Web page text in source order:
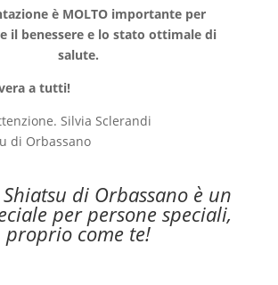
è MOLTO importante per
il benessere e lo stato ottimale di
salute.
a tutti!
Silvia Sclerandi
di Orbassano
di Orbassano è un
per persone speciali,
proprio come te!